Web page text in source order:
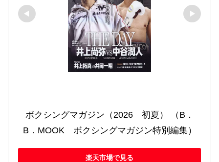
ボクシングマガジン（2026　初夏） （B．
B．MOOK　ボクシングマガジン特別編集）
楽天市場で見る